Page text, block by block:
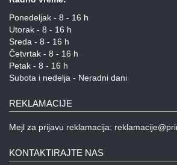
Ponedeljak - 8 - 16 h
Utorak - 8 - 16 h
Sreda - 8 - 16 h
Četvrtak - 8 - 16 h
Petak - 8 - 16 h
Subota i nedelja - Neradni dani
REKLAMACIJE
Mejl za prijavu reklamacija:
KONTAKTIRAJTE NAS